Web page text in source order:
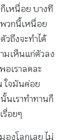
เหนื่อย บางที
วกนี้เหนื่อย
วถึงจะทำได้
มเห็นแก่ตัวลง
อเราลดละ
ใจมันค่อย
นเราทำทานก็
รื่อยๆ
องโลกเลย ไม่